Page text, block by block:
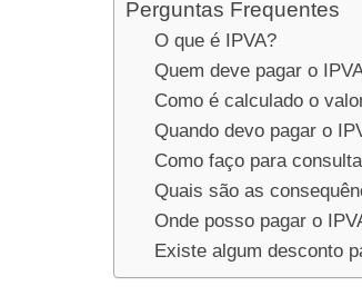
Perguntas Frequentes
O que é IPVA?
Quem deve pagar o
Como é calculado o
Quando devo pagar o
Como faço para
Quais são as
Onde posso pagar o
Existe algum desconto